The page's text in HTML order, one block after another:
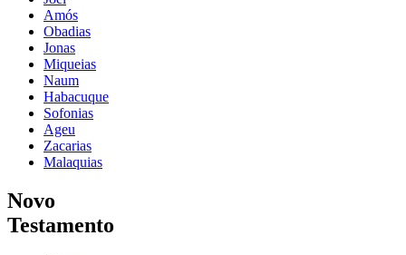
Amós
Obadias
Jonas
Miqueias
Naum
Habacuque
Sofonias
Ageu
Zacarias
Malaquias
Novo
Testamento